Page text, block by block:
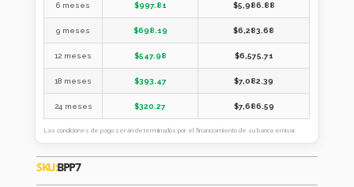
6 meses $997.81 $5,986.88
9 meses $698.19 $6,283.68
12 meses $547.98 $6,575.71
18 meses $393.47 $7,082.39
24 meses $320.27 $7,686.59
Las condiciones de pago serán determinados por el financiamiento de su banco emisor.
SKU:BPP7